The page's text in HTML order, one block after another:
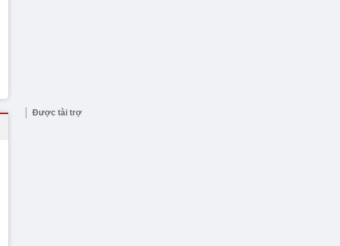
Được tài trợ